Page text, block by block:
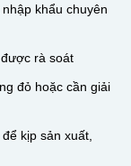
khẩu chuyên
rà soát
đỏ hoặc cần giải
kịp sản xuất,